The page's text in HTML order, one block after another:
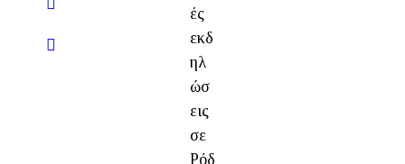
ές
εκδ
ηλ
ώσ
εις
σε
Ρόδ